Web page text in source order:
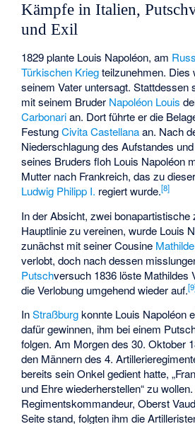
Kämpfe in Italien,
und Exil
1829 plante Louis Napoléon, am
Türkischen Kriegteilzunehmen. Dies
seinem Vater untersagt. Stattdessen
mit seinem Bruder Napoléon Louis
Carbonarian. Dort führte er die
FestungCivita Castellanaan. Nach
Niederschlagung des Aufstandes
seines Bruders floh Louis Napoléon
Mutter nach Frankreich, das zu
Ludwig Philipp I. regiert wurde.[8]
In der Absicht, zwei bonapartistische
Hauptlinie zu vereinen, wurde Louis
zunächst mit seiner Cousine
verlobt, doch nach dessen
Putschversuch 1836 löste Mathildes
die Verlobung umgehend wieder auf.[9
InStraßburgkonnte Louis Napoléon
dafür gewinnen, ihm bei einem
folgen. Am Morgen des 30. Oktober
den Männern des 4.
bereits sein Onkel gedient hatte,
und Ehre wiederherstellen“ zu
Regimentskommandeur, Oberst
Seite stand, folgten ihm die